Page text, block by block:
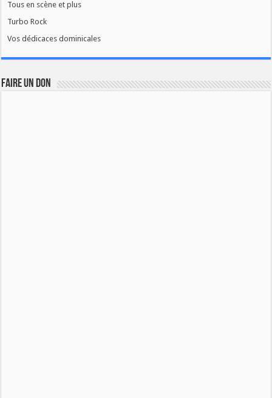
Tous en scène et plus
Turbo Rock
Vos dédicaces dominicales
FAIRE UN DON